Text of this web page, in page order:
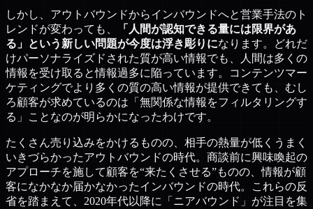
しかし、アウトバウンドからインバウンドへと営業手法のト
レンドが変わっても、
「人間が認知できる量には限界があ
る」という新しい問題が今度は浮き彫りになります。どれだ
けパーソナライズドされた質が高い情報でも、人間は多くの
情報を受け取ると情報過多に陥っています。コンテンツマー
ケティングでより多くの質の高い情報が提供できても、むし
ろ顧客が求めているのは「無関係な情報をフィルタリングす
る」ことなのが明らかになったわけです。
たくさん売り込みをかけるものの、相手の熱量が低くうまく
いきづらかったアウトバウンドの時代。商談前に興味喚起の
アプローチを施して顧客を“来たくさせる”ものの、情報が顧
客になかなか届かなかったインバウンドの時代。これらの反
省を踏まえて、2020年代以降に「ニアバウンド」が注目を集